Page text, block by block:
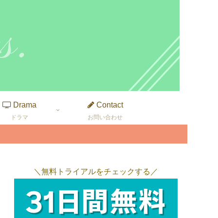
Drama
ドラマ
Contact
お問い合わせ
＼無料トライアルをチェックする／